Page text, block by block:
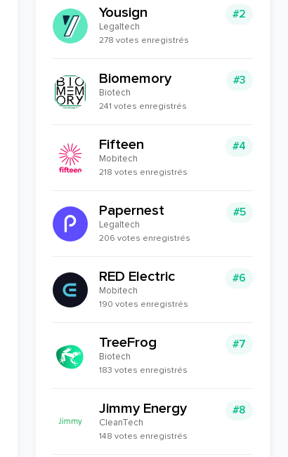
#2
Yousign
Legaltech
278 votes enregistrés
#3
Biomemory
Biotech
241 votes enregistrés
#4
Fifteen
Mobitech
218 votes enregistrés
#5
Papernest
Legaltech
206 votes enregistrés
#6
RED Electric
Mobitech
190 votes enregistrés
#7
TreeFrog
Biotech
183 votes enregistrés
#8
Jimmy Energy
CleanTech
148 votes enregistrés